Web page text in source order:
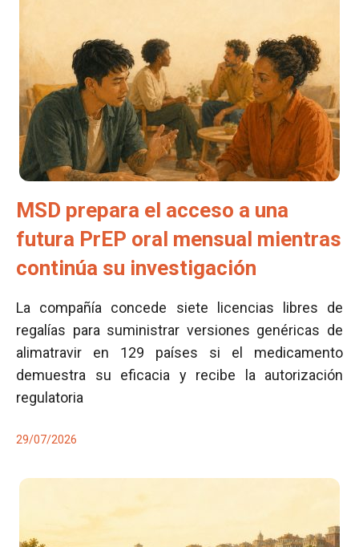
MSD prepara el acceso a una
futura PrEP oral mensual mientras
continúa su investigación
La compañía concede siete licencias libres de
regalías para suministrar versiones genéricas de
alimatravir en 129 países si el medicamento
demuestra su eficacia y recibe la autorización
regulatoria
29/07/2026